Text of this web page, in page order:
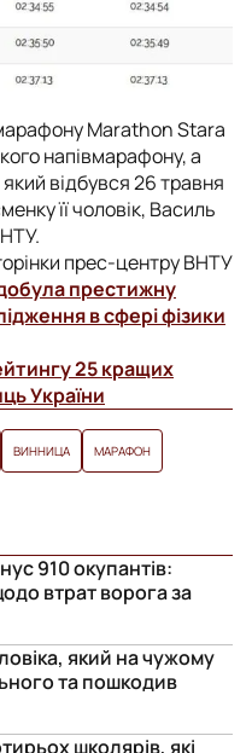
Marathon Stara
напівмарафону, а
відбувся 26 травня
її чоловік, Василь
прес-центру ВНТУ
престижну
в сфері фізики
25 кращих
України
ВИННИЦА МАРАФОН
910 окупантів:
втрат ворога за
який на чужому
та пошкодив
школярів, які